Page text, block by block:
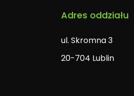
Adres oddziału
ul. Skromna 3
20-704 Lublin